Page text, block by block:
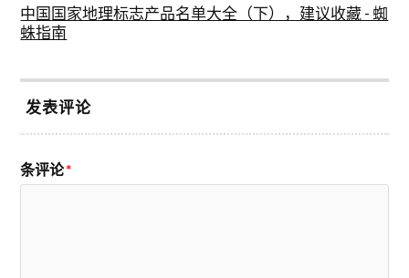
中国国家地理标志产品名单大全（下），建议收藏 - 蜘
蛛指南
发表评论
条评论*